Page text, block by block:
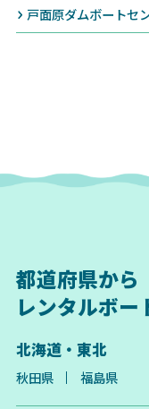
戸面原ダムボートセ
都道府県から
レンタルボー
北海道・東北
秋田県 福島県